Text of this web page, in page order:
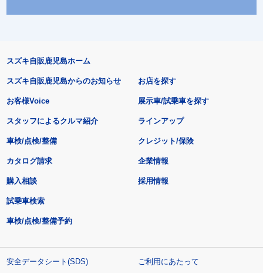
スズキ自販鹿児島ホーム
スズキ自販鹿児島からのお知らせ
お客様Voice
スタッフによるクルマ紹介
お店を探す
展示車/試乗車を探す
ラインアップ
車検/点検/整備 クレジット/保険
カタログ請求
購入相談
試乗車検索
車検/点検/整備予約
企業情報
採用情報
安全データシート(SDS)
ご利用にあたって